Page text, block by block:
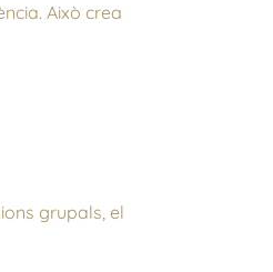
Això crea
grupals, el